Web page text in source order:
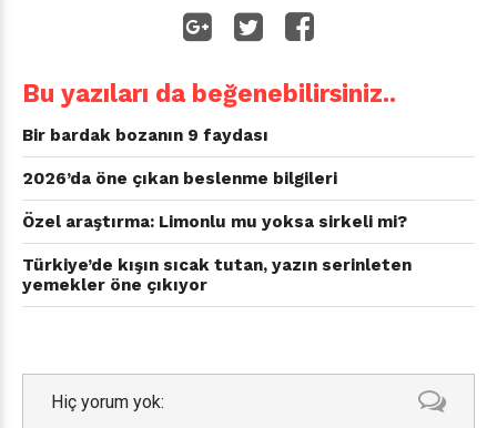
Bu yazıları da beğenebilirsiniz..
Bir bardak bozanın 9 faydası
2026’da öne çıkan beslenme bilgileri
Özel araştırma: Limonlu mu yoksa sirkeli mi?
Türkiye’de kışın sıcak tutan, yazın serinleten
yemekler öne çıkıyor
Hiç yorum yok: